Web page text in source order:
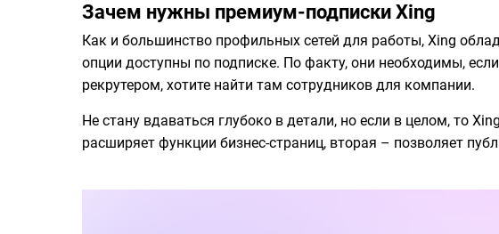
Зачем нужны премиум-подписки Xing
Как и большинство профильных сетей для работы, Xing
опции доступны по подписке. По факту, они необходимы,
рекрутером, хотите найти там сотрудников для компании.
Не стану вдаваться глубоко в детали, но если в целом, то
расширяет функции бизнес-страниц, вторая – позволяет